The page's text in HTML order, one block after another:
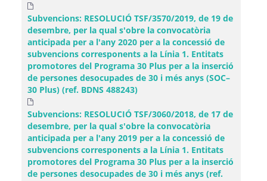
Subvencions: RESOLUCIÓ TSF/3570/2019, de 19 de
desembre, per la qual s'obre la convocatòria
anticipada per a l'any 2020 per a la concessió de
subvencions corresponents a la Línia 1. Entitats
promotores del Programa 30 Plus per a la inserció
de persones desocupades de 30 i més anys (SOC–
30 Plus) (ref. BDNS 488243)
Subvencions: RESOLUCIÓ TSF/3060/2018, de 17 de
desembre, per la qual s'obre la convocatòria
anticipada per a l'any 2019 per a la concessió de
subvencions corresponents a la Línia 1. Entitats
promotores del Programa 30 Plus per a la inserció
de persones desocupades de 30 i més anys (ref.